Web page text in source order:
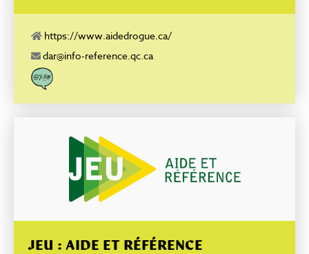
attentive et obtenir des renseignements pertinents; Pour vous
drogue; ou aux médicaments; Pour comprendre les conséquences
de l’usage et de l’abus d’alcool, de drogues ou de médicaments;
Strictement confidentiel et anonyme, 24 heures par jour, 7 jours
par semaine sans frais, bilingue.
https://www.aidedrogue.ca/
dar@info-reference.qc.ca
JEU : AIDE ET RÉFÉRENCE